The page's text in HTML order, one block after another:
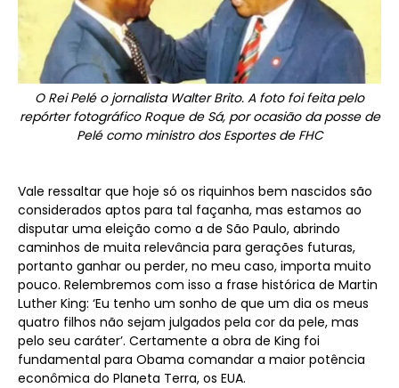
O Rei Pelé o jornalista Walter Brito. A foto foi feita pelo
repórter fotográfico Roque de Sá, por ocasião da posse de
Pelé como ministro dos Esportes de FHC
Vale ressaltar que hoje só os riquinhos bem nascidos são
considerados aptos para tal façanha, mas estamos ao
disputar uma eleição como a de São Paulo, abrindo
caminhos de muita relevância para gerações futuras,
portanto ganhar ou perder, no meu caso, importa muito
pouco. Relembremos com isso a frase histórica de Martin
Luther King: ‘Eu tenho um sonho de que um dia os meus
quatro filhos não sejam julgados pela cor da pele, mas
pelo seu caráter’. Certamente a obra de King foi
fundamental para Obama comandar a maior potência
econômica do Planeta Terra, os EUA.